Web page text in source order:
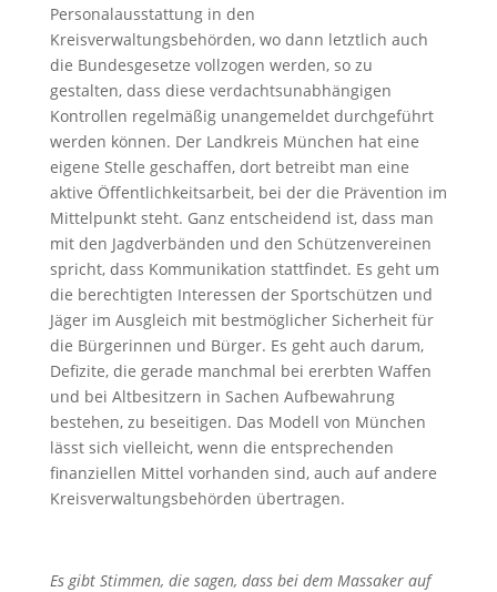
Personalausstattung in den
Kreisverwaltungsbehörden, wo dann letztlich auch
die Bundesgesetze vollzogen werden, so zu
gestalten, dass diese verdachtsunabhängigen
Kontrollen regelmäßig unangemeldet durchgeführt
werden können. Der Landkreis München hat eine
eigene Stelle geschaffen, dort betreibt man eine
aktive Öffentlichkeitsarbeit, bei der die Prävention im
Mittelpunkt steht. Ganz entscheidend ist, dass man
mit den Jagdverbänden und den Schützenvereinen
spricht, dass Kommunikation stattfindet. Es geht um
die berechtigten Interessen der Sportschützen und
Jäger im Ausgleich mit bestmöglicher Sicherheit für
die Bürgerinnen und Bürger. Es geht auch darum,
Defizite, die gerade manchmal bei ererbten Waffen
und bei Altbesitzern in Sachen Aufbewahrung
bestehen, zu beseitigen. Das Modell von München
lässt sich vielleicht, wenn die entsprechenden
finanziellen Mittel vorhanden sind, auch auf andere
Kreisverwaltungsbehörden übertragen.
Es gibt Stimmen, die sagen, dass bei dem Massaker auf